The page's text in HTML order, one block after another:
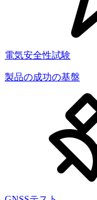
電気安全性試験
製品の成功の基盤